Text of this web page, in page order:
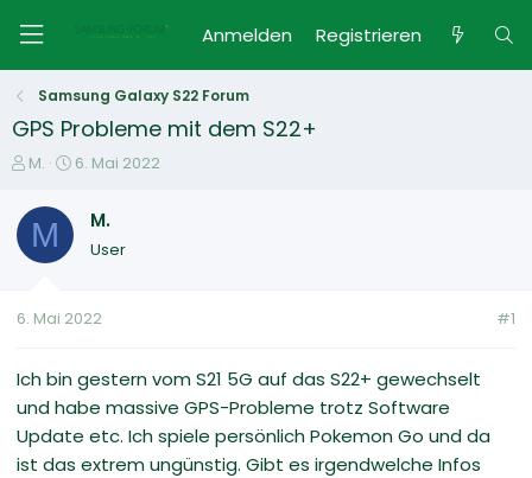
Anmelden Registrieren
Samsung Galaxy S22 Forum
GPS Probleme mit dem S22+
E
s
e
e
M.
E
t
m
6. Mai 2022
M M.
User
6. Mai 2022 #1
Ich bin gestern vom S21 5G auf das S22+ gewechselt
und habe massive GPS-Probleme trotz Software
Update etc. Ich spiele persönlich Pokemon Go und da
ist das extrem ungünstig. Gibt es irgendwelche Infos